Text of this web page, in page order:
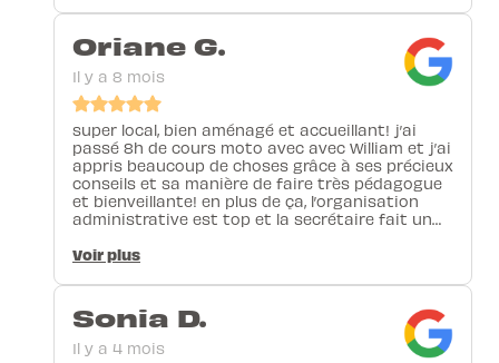
Oriane G.
Il y a 8 mois
super local, bien aménagé et accueillant! j’ai
passé 8h de cours moto avec avec William et j’ai
appris beaucoup de choses grâce à ses précieux
conseils et sa manière de faire très pédagogue
et bienveillante! en plus de ça, l’organisation
administrative est top et la secrétaire fait un
du temps de chacun. je recommande
de continuer à gravir les échelons qui me
mènent au permis moto avec L Pittet.
Voir plus
Sonia D.
Il y a 4 mois